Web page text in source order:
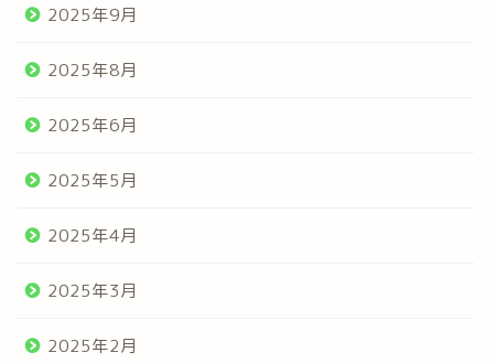
2025年9月
2025年8月
2025年6月
2025年5月
2025年4月
2025年3月
2025年2月